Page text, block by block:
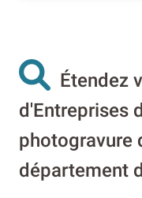
Étendez
d'Entreprises
photogravure
département